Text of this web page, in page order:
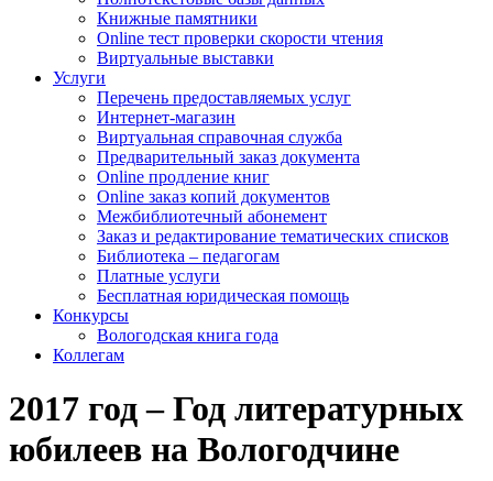
Книжные памятники
Online тест проверки скорости чтения
Виртуальные выставки
Услуги
Перечень предоставляемых услуг
Интернет-магазин
Виртуальная справочная служба
Предварительный заказ документа
Online продление книг
Online заказ копий документов
Межбиблиотечный абонемент
Заказ и редактирование тематических списков
Библиотека – педагогам
Платные услуги
Бесплатная юридическая помощь
Конкурсы
Вологодская книга года
Коллегам
2017 год – Год литературных
юбилеев на Вологодчине